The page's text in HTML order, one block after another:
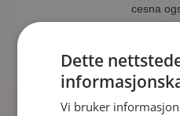
cesna
svaret
Dette
Vi bruker